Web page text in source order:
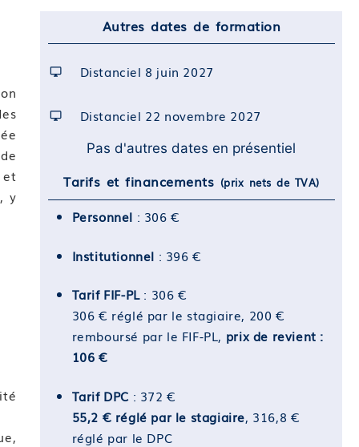
Autres dates de formation
Distanciel 8 juin 2027
Distanciel 22 novembre 2027
Pas d'autres dates en présentiel
Tarifs et financements (prix nets de TVA)
Personnel : 306 €
Institutionnel : 396 €
Tarif FIF-PL: 306 €
306 € réglé par le stagiaire, 200 €
remboursé par le FIF-PL, prix de revient :
106 €
Tarif DPC : 372 €
55,2 € réglé par le stagiaire, 316,8 €
réglé par le DPC
et
y